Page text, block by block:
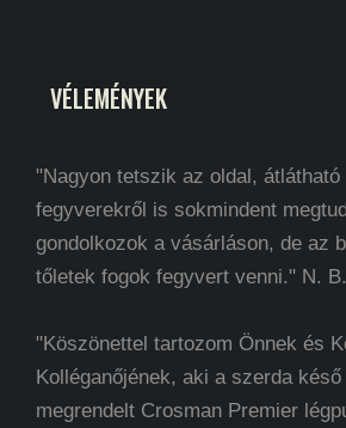
VÉLEMÉNYEK
"Nagyon tetszik az oldal, átlátható
fegyverekről is sokmindent
gondolkozok a vásárláson, de az
tőletek fogok fegyvert venni." N. B.
"Köszönettel tartozom Önnek és
Kolléganőjének, aki a szerda
megrendelt Crosman Premier